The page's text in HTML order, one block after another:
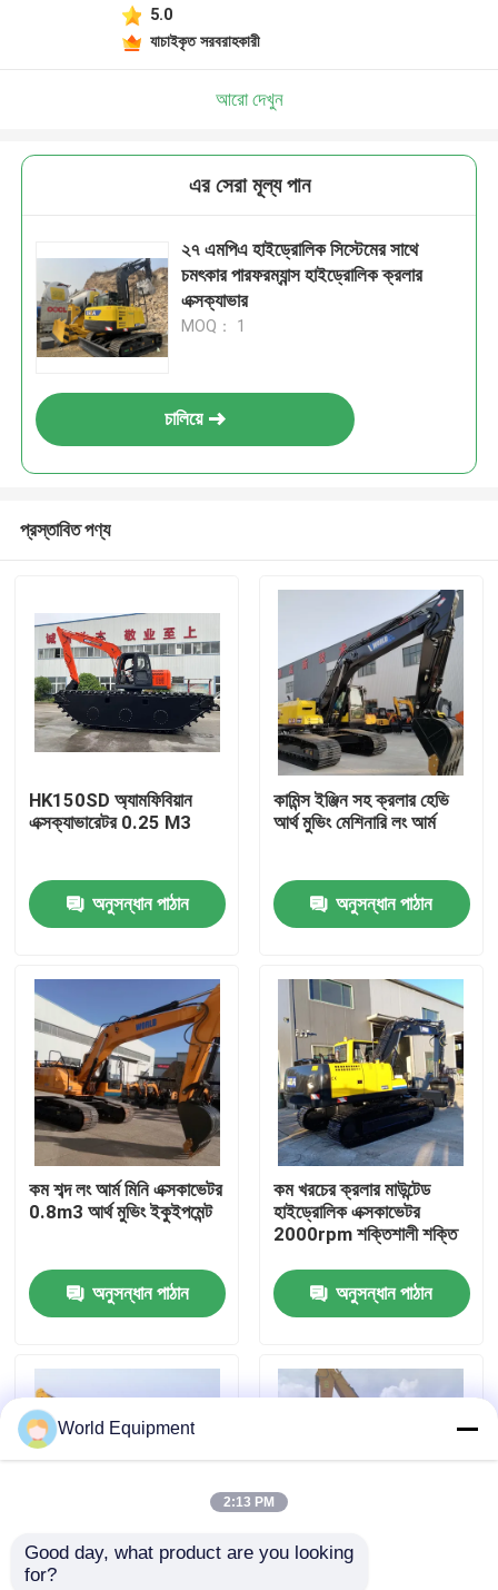
পণ্য
আমাদের সম্বন্ধে
কারখানা পরিদর্শন
মান নিয়ন্ত্রণ
যোগাযোগ করুন
খবর
মামলা
হাইড্রোলিক ক্রলার এক্সকাভেটর
মিনি ক্রলার এক্সকাভেটর
5.0
যাচাইকৃত সরবরাহকারী
আরো দেখুন
এর সেরা মূল্য পান
২৭ এমপিএ হাইড্রোলিক সিস্টেমের সাথে
চমৎকার পারফরম্যান্স হাইড্রোলিক ক্রলার
এক্সক্যাভার
MOQ： 1
চালিয়ে
প্রস্তাবিত পণ্য
HK150SD অ্যামফিবিয়ান
এক্সক্যাভারেটর 0.25 M3
অনুসন্ধান পাঠান
কামিন্স ইঞ্জিন সহ ক্রলার হেভি
আর্থ মুভিং মেশিনারি লং আর্ম
অনুসন্ধান পাঠান
কম শব্দ লং আর্ম মিনি এক্সকাভেটর
0.8m3 আর্থ মুভিং ইকুইপমেন্ট
অনুসন্ধান পাঠান
কম খরচের ক্রলার মাউন্টেড
হাইড্রোলিক এক্সকাভেটর
2000rpm শক্তিশালী শক্তি
অনুসন্ধান পাঠান
নিরাপত্তা ফ্রেম রাবার টায়ার
World Equipment
2:13 PM
Good day, what product are you looking
for?